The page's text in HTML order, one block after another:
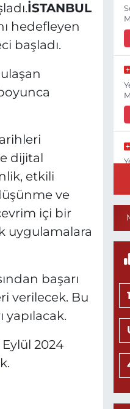
İSTANBUL
hedefleyen
başladı.
dijital
etkili
ve
içi bir
uygulamalara
başarı
verilecek. Bu
2024